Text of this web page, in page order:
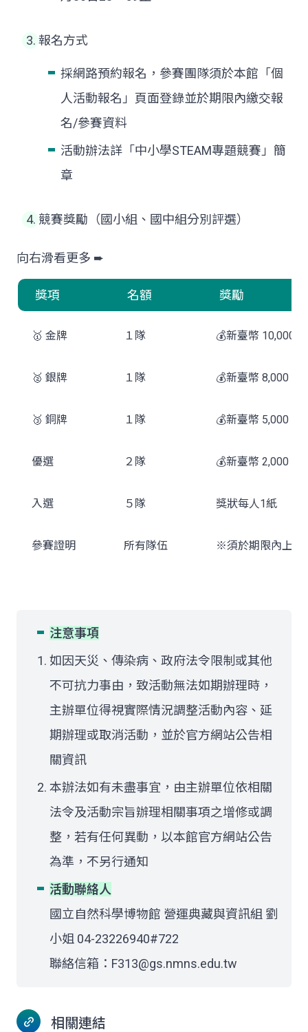
報名方式
採網路預約報名，參賽團隊須於本館「個
人活動報名」頁面登錄並於期限內繳交報
名/參賽資料
活動辦法詳「中小學STEAM專題競賽」簡
章
競賽獎勵（國小組、國中組分別評選）
獎項 名額 獎勵
🥇 金牌 １隊 💰新臺幣 10,000
🥈 銀牌 １隊 💰新臺幣 8,000 元
🥉 銅牌 １隊 💰新臺幣 5,000 元
優選 ２隊 💰新臺幣 2,000 元
入選 ５隊 獎狀每人1紙
參賽證明 所有隊伍 ※須於期限內上傳
注意事項
如因天災、傳染病、政府法令限制或其他
不可抗力事由，致活動無法如期辦理時，
主辦單位得視實際情況調整活動內容、延
期辦理或取消活動，並於官方網站公告相
關資訊
本辦法如有未盡事宜，由主辦單位依相關
法令及活動宗旨辦理相關事項之增修或調
整，若有任何異動，以本館官方網站公告
為準，不另行通知
活動聯絡人
國立自然科學博物館 營運典藏與資訊組 劉
小姐 04-23226940#722
聯絡信箱：F313@gs.nmns.edu.tw
相關連結